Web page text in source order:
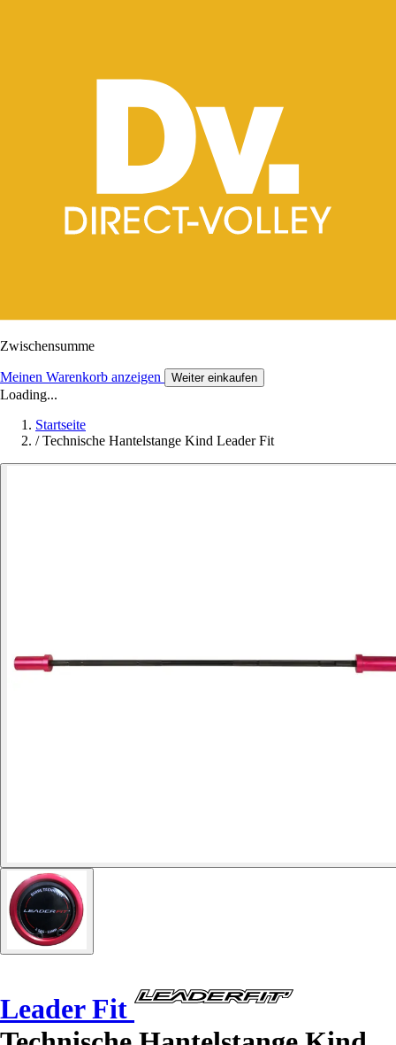
Zwischensumme
Meinen Warenkorb anzeigen Weiter einkaufen
Loading...
Startseite
/ Technische Hantelstange Kind Leader Fit
Leader Fit